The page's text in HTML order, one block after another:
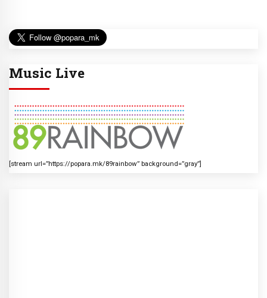
Music Live
[stream url=”https://popara.mk/89rainbow” background=”gray”]